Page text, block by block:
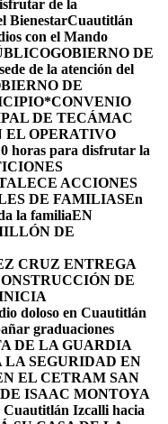
de la
BienestarCuautitlán
con el Mando
GOBIERNO DE
de la atención del
DE
CONVENIO
DE TECÁMAC
EL OPERATIVO
horas para disfrutar la
ACCIONES
DE FAMILIASEn
la familiaEN
DE
CRUZ ENTREGA
DE
doloso en Cuautitlán
graduaciones
DE LA GUARDIA
SEGURIDAD EN
EL CETRAM SAN
ISAAC MONTOYA
Cuautitlán Izcalli hacia